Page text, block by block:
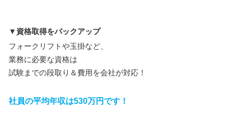
▼資格取得をバックアップ
フォークリフトや玉掛など、
業務に必要な資格は
試験までの段取り＆費用を会社が対応！
社員の平均年収は530万円です！